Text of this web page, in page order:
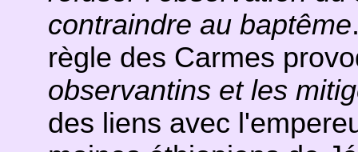
contraindre au baptême
règle des Carmes
observantins et les
des liens avec